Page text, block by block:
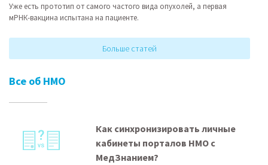
Уже есть прототип от самого частого вида опухолей, а первая
мРНК-вакцина испытана на пациенте.
Больше статей
Все об НМО
Как синхронизировать личные
кабинеты порталов НМО с
МедЗнанием?